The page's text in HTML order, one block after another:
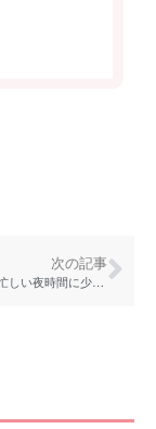
次の記事
子育て世代の忙しい夜時間に少しでも余裕を！ 地域のママたちが作る家庭料理の宅食サービス「西船キッチンラボ」